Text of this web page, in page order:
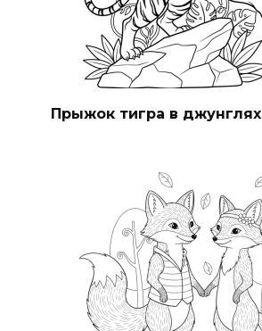
Прыжок тигра в джунглях